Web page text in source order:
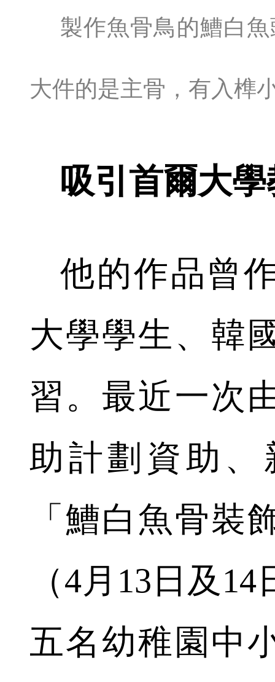
製作魚骨鳥的鰽白
大件的是主骨，有入榫
吸引首爾大
他的作品曾
大學學生、韓
習。最近一次
助計劃資助、
「鰽白魚骨裝
（4月13日及
五名幼稚園中